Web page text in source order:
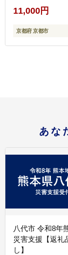
11,000円
京都府 京都市
あな
八代市 令和8年
災害支援【返礼
し】